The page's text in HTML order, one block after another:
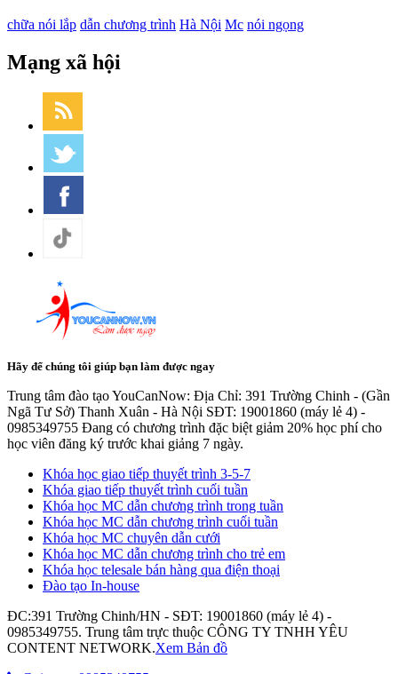
chữa nói lắp dẫn chương trình Hà Nội Mc nói ngọng
Mạng xã hội
Hãy để chúng tôi giúp bạn làm được ngay
Trung tâm đào tạo YouCanNow: Địa Chỉ: 391 Trường Chinh - (Gần
Ngã Tư Sở) Thanh Xuân - Hà Nội SĐT: 19001860 (máy lẻ 4) -
0985349755 Đang có chương trình đặc biệt giảm 20% học phí cho
học viên đăng ký trước khai giảng 7 ngày.
Khóa học giao tiếp thuyết trình 3-5-7
Khóa giao tiếp thuyết trình cuối tuần
Khóa học MC dẫn chương trình trong tuần
Khóa học MC dẫn chương trình cuối tuần
Khóa học MC chuyên dẫn cưới
Khóa học MC dẫn chương trình cho trẻ em
Khóa học telesale bán hàng qua điện thoại
Đào tạo In-house
ĐC:391 Trường Chinh/HN - SĐT: 19001860 (máy lẻ 4) -
0985349755. Trung tâm trực thuộc CÔNG TY TNHH YÊU
CONTENT NETWORK.Xem Bản đồ